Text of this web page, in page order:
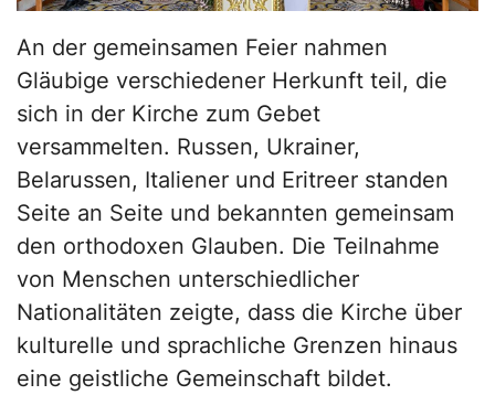
An der gemeinsamen Feier nahmen
Gläubige verschiedener Herkunft teil, die
sich in der Kirche zum Gebet
versammelten. Russen, Ukrainer,
Belarussen, Italiener und Eritreer standen
Seite an Seite und bekannten gemeinsam
den orthodoxen Glauben. Die Teilnahme
von Menschen unterschiedlicher
Nationalitäten zeigte, dass die Kirche über
kulturelle und sprachliche Grenzen hinaus
eine geistliche Gemeinschaft bildet.